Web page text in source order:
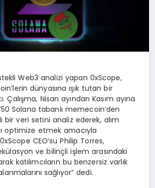
Web3 analizi yapan 0xScope,
dünyasına ışık tutan bir
Çalışma, Nisan ayından Kasım ayına
Solana tabanlı memecoin’den
bir veri setini analiz ederek, alım
optimize etmek amacıyla
CEO’su Philip Torres,
ve bilinçli işlem arasındaki
katılımcıların bu benzersiz varlık
sağlıyor” dedi.